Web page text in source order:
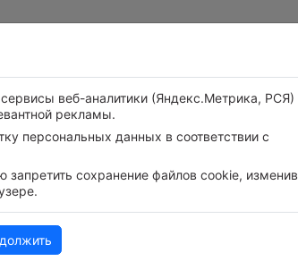
веб-аналитики (Яндекс.Метрика, РСЯ)
рекламы.
персональных данных в соответствии с
сохранение файлов cookie, изменив